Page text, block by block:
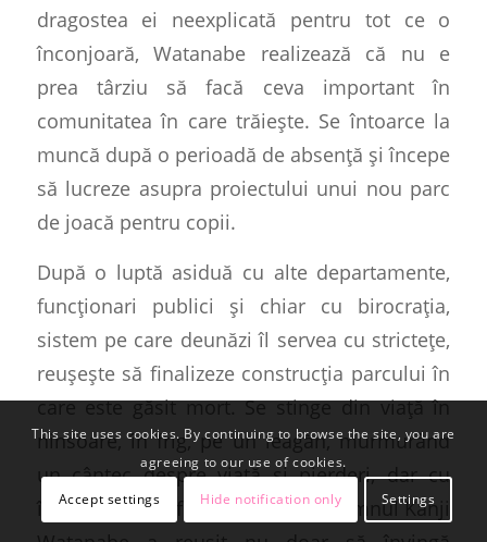
dragostea ei neexplicată pentru tot ce o
înconjoară, Watanabe realizează că nu e
prea târziu să facă ceva important în
comunitatea în care trăiește. Se întoarce la
muncă după o perioadă de absență și începe
să lucreze asupra proiectului unui nou parc
de joacă pentru copii.
După o luptă asiduă cu alte departamente,
funcționari publici și chiar cu birocrația,
sistem pe care deunăzi îl servea cu strictețe,
reușește să finalizeze construcția parcului în
care este găsit mort. Se stinge din viață în
ninsoare, în frig, pe un leagăn, murmurând
un cântec despre viață și pierderi, dar cu
împăcare și cu fericire pe chip. Domnul Kanji
This site uses cookies. By continuing to browse the site, you are
agreeing to our use of cookies.
Accept settings Hide notification only Settings